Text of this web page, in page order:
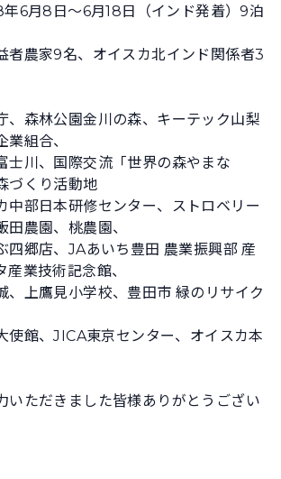
6月8日～6月18日（インド発着）9泊
者農家9名、オイスカ北インド関係者3
、森林公園金川の森、キーテック山梨
組合、
国際交流「世界の森やまな
づくり活動地
中部日本研修センター、ストロベリー
田農園、桃農園、
、JAあいち豊田 農業振興部 産
業技術記念館、
見小学校、豊田市 緑のリサイク
使館、JICA東京センター、オイスカ本
いただきました皆様ありがとうござい